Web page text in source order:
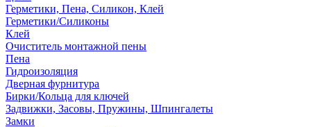
Герметики, Пена, Силикон, Клей
Герметики/Силиконы
Клей
Очиститель монтажной пены
Пена
Гидроизоляция
Дверная фурнитура
Бирки/Кольца для ключей
Задвижки, Засовы, Пружины, Шпингалеты
Замки